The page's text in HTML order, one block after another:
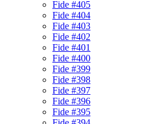
Fide #405
Fide #404
Fide #403
Fide #402
Fide #401
Fide #400
Fide #399
Fide #398
Fide #397
Fide #396
Fide #395